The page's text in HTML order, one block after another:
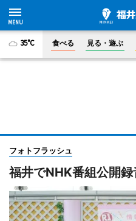
35°C 食べる 見る・遊ぶ
フォトフラッシュ
福井でNHK番組公開録